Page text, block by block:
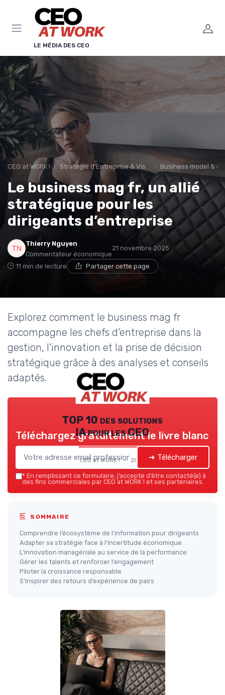
LE MÉDIA DES CEO
CEO at WORK ! Stratégie d’Entreprise & Vision Business model &
Le business mag fr, un allié
stratégique pour les
dirigeants d’entreprise
Thierry Nguyen
Commentateur économique
21 novembre 2025
11 min de lecture Partager cette page
Explorez comment le business mag fr
accompagne les chefs d’entreprise dans la
gestion, l’innovation et la prise de décision
stratégique grâce à des analyses et conseils
adaptés.
TOP 10 des solutions
IA pour les CEO
CEO at WORK ! — 2026
Téléchargez gratuitement le livre blanc
➔ Télécharger
* En remplissant ce formulaire, j’accepte d’être contacté(e) à
des fins commerciales par CEO at WORK ! et ses partenaires.
SOMMAIRE
Comprendre l’écosystème de l’information pour dirigeants
Adapter sa stratégie face à l’incertitude économique
L’innovation managériale au service de la performance
Gérer les talents et renforcer l’engagement
Piloter la croissance responsable
S’inspirer des retours d’expérience de pairs
Panneau de gestion des cookies